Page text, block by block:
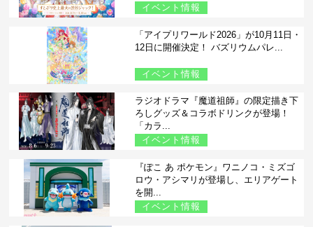
イベント情報
「アイプリワールド2026」が10月11日・
12日に開催決定！ バズリウムパレ...
イベント情報
ラジオドラマ『魔道祖師』の限定描き下
ろしグッズ＆コラボドリンクが登場！
「カラ...
イベント情報
『ぽこ あ ポケモン』ワニノコ・ミズゴ
ロウ・アシマリが登場し、エリアゲート
を開...
イベント情報